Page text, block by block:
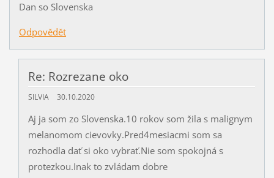
Dan so Slovenska
Odpovědět
Re: Rozrezane oko
SILVIA 30.10.2020
Aj ja som zo Slovenska.10 rokov som žila s malignym
melanomom cievovky.Pred4mesiacmi som sa
rozhodla dať si oko vybrať.Nie som spokojná s
protezkou.Inak to zvládam dobre